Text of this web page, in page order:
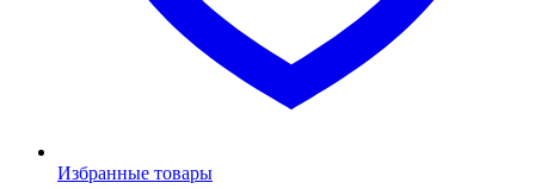
Избранные товары